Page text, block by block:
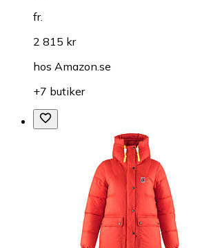
fr.
2 815 kr
hos Amazon.se
+7 butiker